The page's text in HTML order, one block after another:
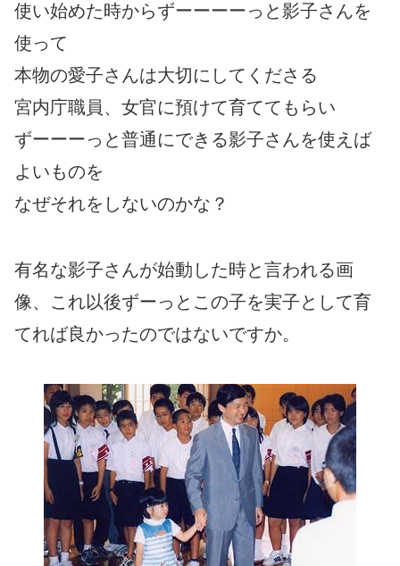
使い始めた時からずーーーーっと影子さんを
使って
本物の愛子さんは大切にしてくださる
宮内庁職員、女官に預けて育ててもらい
ずーーーっと普通にできる影子さんを使えば
よいものを
なぜそれをしないのかな？
有名な影子さんが始動した時と言われる画
像、これ以後ずーっとこの子を実子として育
てれば良かったのではないですか。